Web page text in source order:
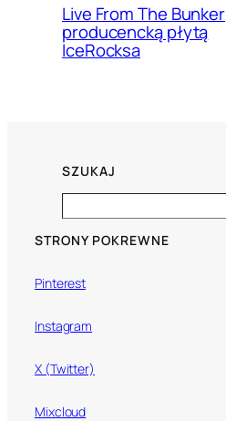
Live From The Bunker
producencką płytą
IceRocksa
SZUKAJ
STRONY POKREWNE
Pinterest
Instagram
X (Twitter)
Mixcloud